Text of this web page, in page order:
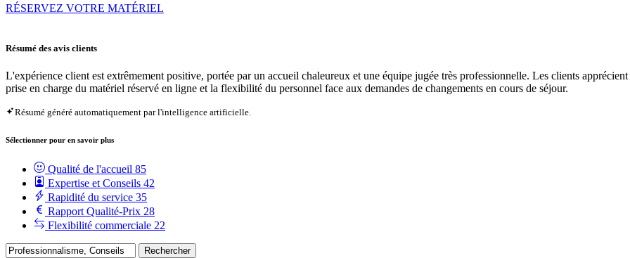
RÉSERVEZ VOTRE MATÉRIEL
Résumé des avis clients
L'expérience client est extrêmement positive, portée par un accueil chaleureux et une équipe jugée très professionnelle. Les clients
prise en charge du matériel réservé en ligne et la flexibilité du personnel face aux demandes de changements en cours de séjour.
Résumé généré automatiquement par l'intelligence artificielle.
Sélectionner pour en savoir plus
Qualité de l'accueil 85
Expertise et Conseils 42
Rapidité du service 35
Rapport Qualité-Prix 28
Flexibilité commerciale 22
Rechercher